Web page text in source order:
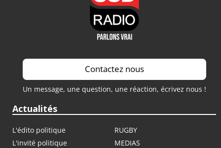
Contactez nous
Un message, une question, une réaction, écrivez nous !
Actualités
L'édito politique
RUGBY
L'invité politique
MEDIAS